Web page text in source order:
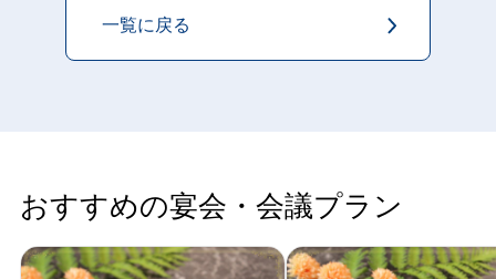
一覧に戻る
おすすめの宴会・会議プラン